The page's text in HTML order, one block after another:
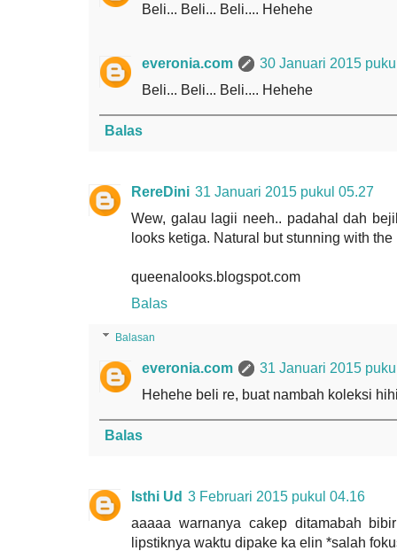
Beli... Beli... Beli.... Hehehe
everonia.com
30 Januari 2015
Beli... Beli... Beli.... Hehehe
Balas
RereDini 31 Januari 2015 pukul 05.27
Wew, galau lagii neeh.. padahal dah
looks ketiga. Natural but stunning with
queenalooks.blogspot.com
Balas
Balasan
everonia.com
31 Januari 2015
Hehehe beli re, buat nambah koleksi
Balas
Isthi Ud 3 Februari 2015 pukul 04.16
aaaaa warnanya cakep ditamabah
lipstiknya waktu dipake ka elin *salah